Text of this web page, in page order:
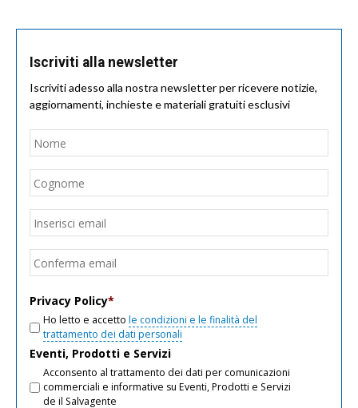
Iscriviti alla newsletter
Iscriviti adesso alla nostra newsletter per ricevere notizie,
aggiornamenti, inchieste e materiali gratuiti esclusivi
Nome
Email
Privacy Policy*
Ho letto e accetto le condizioni e le finalità del
trattamento dei dati personali
Eventi, Prodotti e Servizi
Acconsento al trattamento dei dati per comunicazioni
commerciali e informative su Eventi, Prodotti e Servizi
de il Salvagente